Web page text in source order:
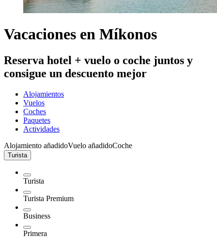
Vacaciones en Míkonos
Reserva hotel + vuelo o coche juntos y
consigue un descuento mejor
Alojamientos
Vuelos
Coches
Paquetes
Actividades
Alojamiento añadidoVuelo añadidoCoche
Turista
Turista
Turista Premium
Business
Primera